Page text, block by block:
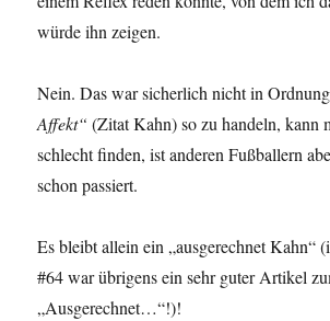
würde ihn zeigen.
Nein. Das war sicherlich nicht in
Affekt“ (Zitat Kahn) so zu handeln, kann
schlecht finden, ist anderen Fußballern
schon passiert.
Es bleibt allein ein „ausgerechnet Kahn“
#64 war übrigens ein sehr guter Artikel
„Ausgerechnet…“!)!